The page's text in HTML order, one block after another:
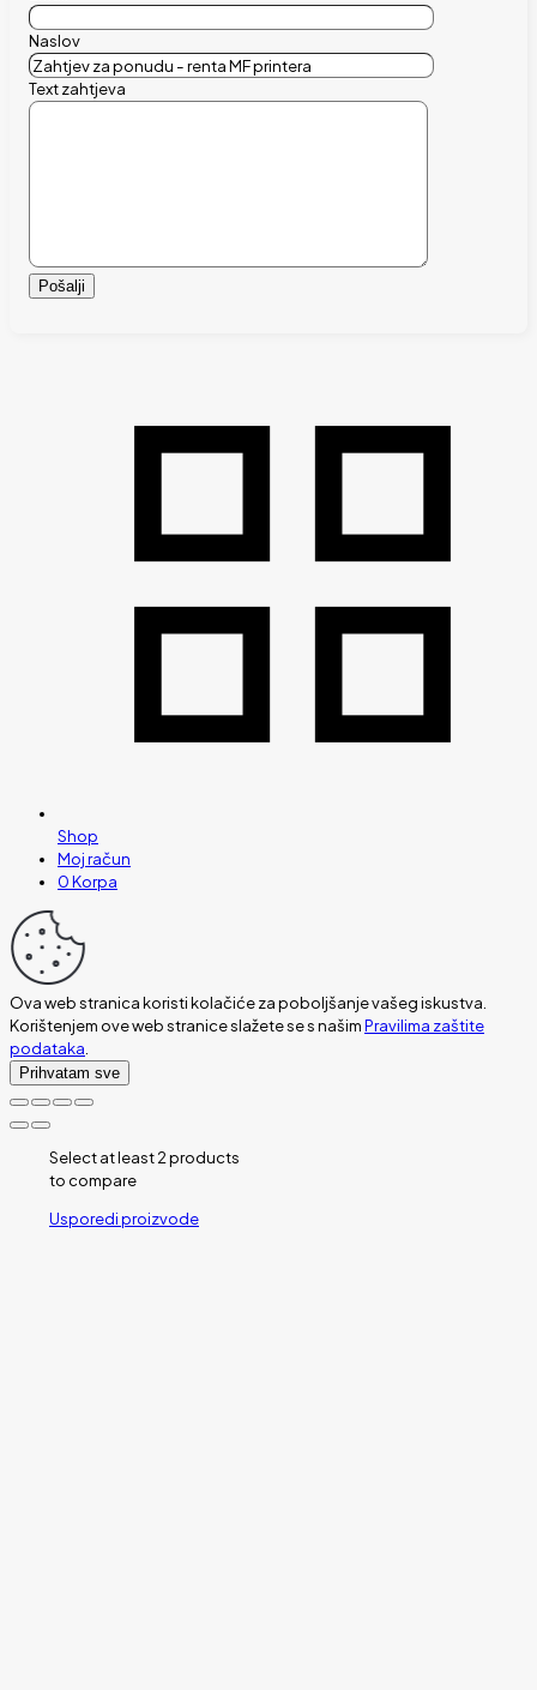
Naslov
Text zahtjeva
Shop
Moj račun
0Korpa
Ova web stranica koristi kolačiće za poboljšanje vašeg iskustva.
Korištenjem ove web stranice slažete se s našimPravilima zaštite
podataka.
Prihvatam sve
Select at least 2 products
to compare
Usporedi proizvode